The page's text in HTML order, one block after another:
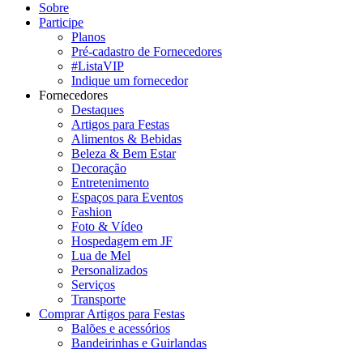
Sobre
Participe
Planos
Pré-cadastro de Fornecedores
#ListaVIP
Indique um fornecedor
Fornecedores
Destaques
Artigos para Festas
Alimentos & Bebidas
Beleza & Bem Estar
Decoração
Entretenimento
Espaços para Eventos
Fashion
Foto & Vídeo
Hospedagem em JF
Lua de Mel
Personalizados
Serviços
Transporte
Comprar Artigos para Festas
Balões e acessórios
Bandeirinhas e Guirlandas